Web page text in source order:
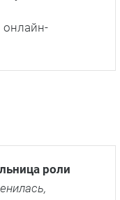
поиск себя
У Жени этот
для нее».
с разными
он